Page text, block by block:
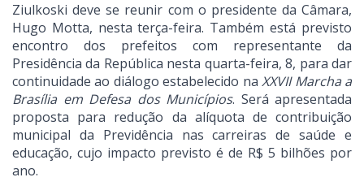
Ziulkoski deve se reunir com o presidente da Câmara,
Hugo Motta, nesta terça-feira. Também está previsto
encontro dos prefeitos com representante da
Presidência da República nesta quarta-feira, 8, para dar
continuidade ao diálogo estabelecido naXXVII Marcha a
Brasília em Defesa dos Municípios. Será apresentada
proposta para redução da alíquota de contribuição
municipal da Previdência nas carreiras de saúde e
educação, cujo impacto previsto é de R$ 5 bilhões por
ano.